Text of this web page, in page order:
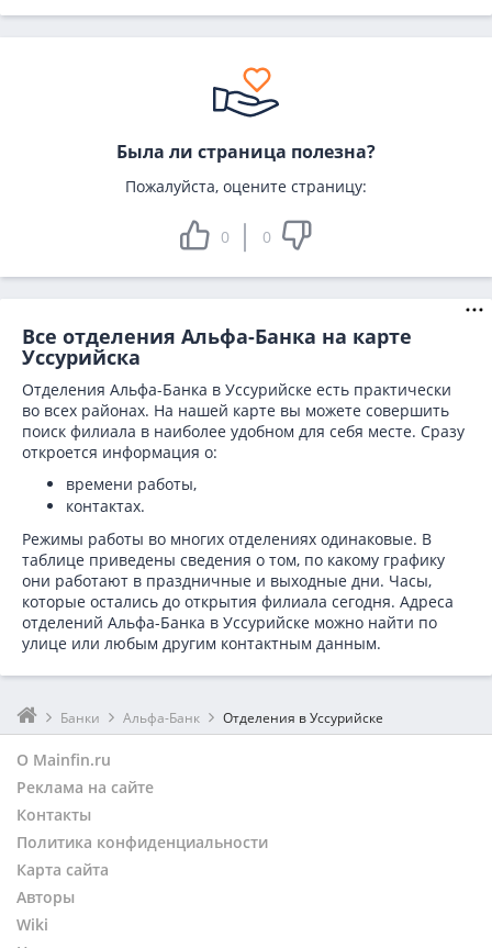
Была ли страница полезна?
Пожалуйста, оцените страницу:
0 0
Все отделения Альфа-Банка на карте
Уссурийска
Отделения Альфа-Банка в Уссурийске есть практически
во всех районах. На нашей карте вы можете совершить
поиск филиала в наиболее удобном для себя месте. Сразу
откроется информация о:
времени работы,
контактах.
Режимы работы во многих отделениях одинаковые. В
таблице приведены сведения о том, по какому графику
они работают в праздничные и выходные дни. Часы,
которые остались до открытия филиала сегодня. Адреса
отделений Альфа-Банка в Уссурийске можно найти по
улице или любым другим контактным данным.
Банки Альфа-Банк Отделения в Уссурийске
О Mainfin.ru
Реклама на сайте
Контакты
Политика конфиденциальности
Карта сайта
Авторы
Wiki